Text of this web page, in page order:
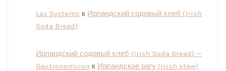
Las Systems к Ирландский содовый хлеб (Irish
Soda Bread)
Ирландский содовый хлеб (Irish Soda Bread) —
Gastronomicon к Ирландское рагу (Irish stew)